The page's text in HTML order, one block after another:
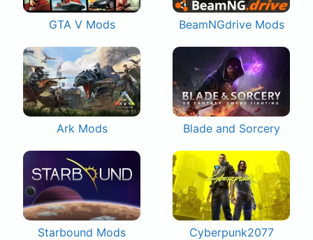
GTA V Mods BeamNGdrive Mods
Ark Mods Blade and Sorcery
Starbound Mods Cyberpunk2077